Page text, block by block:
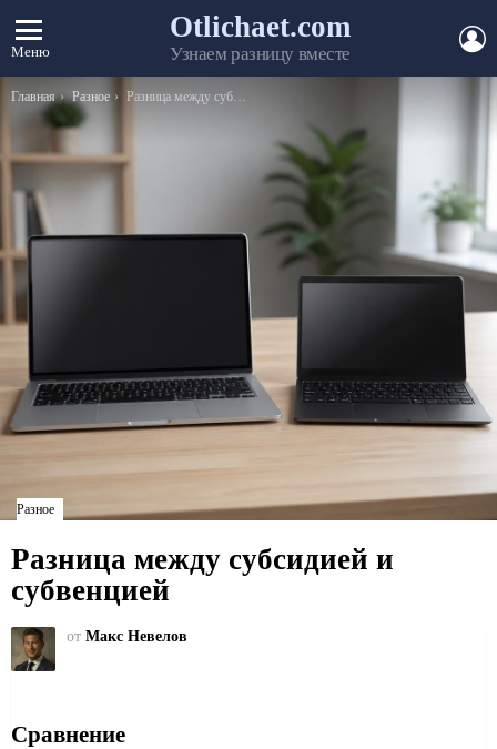
Меню
Otlichaet.com
Узнаем разницу вместе
Вы здесь:
Главная Разное Разница между субсидией и субвенцией
Разное
Разница между субсидией и
субвенцией
от Макс Невелов
Сравнение